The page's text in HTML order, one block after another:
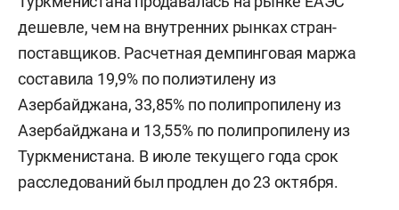
дешевле, чем на внутренних рынках стран-
поставщиков. Расчетная демпинговая маржа
составила 19,9% по полиэтилену из
Азербайджана, 33,85% по полипропилену из
Азербайджана и 13,55% по полипропилену из
Туркменистана. В июле текущего года срок
расследований был продлен до 23 октября.